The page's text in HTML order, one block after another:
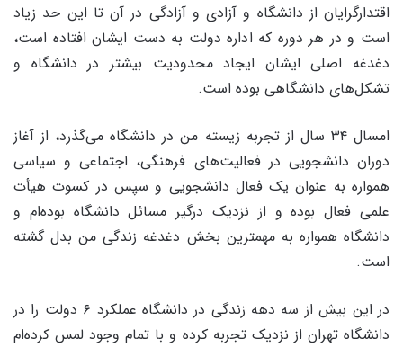
اقتدارگرایان از دانشگاه و آزادی و آزادگی در آن تا این حد زیاد
است و در هر دوره که اداره دولت به دست ایشان افتاده است،
دغدغه اصلی ایشان ایجاد محدودیت بیشتر در دانشگاه و
تشکل‌های دانشگاهی بوده است.
امسال ۳۴ سال از تجربه زیسته من در دانشگاه می‌گذرد، از آغاز
دوران دانشجویی در فعالیت‌های فرهنگی، اجتماعی و سیاسی
همواره به عنوان یک فعال دانشجویی و سپس در کسوت هیأت
علمی فعال بوده و از نزدیک درگیر مسائل دانشگاه بوده‌ام و
دانشگاه همواره به مهمترین بخش دغدغه زندگی من بدل گشته
است.
در این بیش از سه دهه زندگی در دانشگاه عملکرد ۶ دولت را در
دانشگاه تهران از نزدیک تجربه کرده‌ و با تمام وجود لمس کرده‌ام